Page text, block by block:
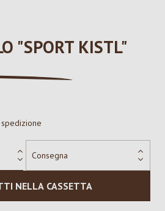
"SPORT KISTL"
NELLA CASSETTA